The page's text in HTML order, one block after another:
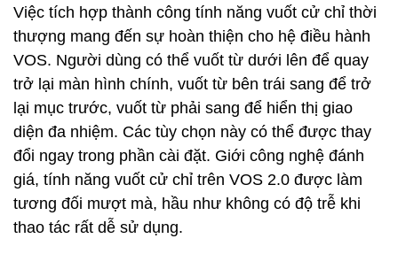
Việc tích hợp thành công tính năng vuốt cử chỉ thời
thượng mang đến sự hoàn thiện cho hệ điều hành
VOS. Người dùng có thể vuốt từ dưới lên để quay
trở lại màn hình chính, vuốt từ bên trái sang để trở
lại mục trước, vuốt từ phải sang để hiển thị giao
diện đa nhiệm. Các tùy chọn này có thể được thay
đổi ngay trong phần cài đặt. Giới công nghệ đánh
giá, tính năng vuốt cử chỉ trên VOS 2.0 được làm
tương đối mượt mà, hầu như không có độ trễ khi
thao tác rất dễ sử dụng.